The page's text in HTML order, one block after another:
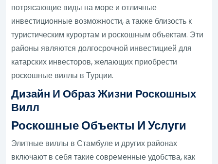
потрясающие виды на море и отличные
инвестиционные возможности, а также близость к
туристическим курортам и роскошным объектам. Эти
районы являются долгосрочной инвестицией для
катарских инвесторов, желающих приобрести
роскошные виллы в Турции.
Дизайн И Образ Жизни Роскошных
Вилл
Роскошные Объекты И Услуги
Элитные виллы в Стамбуле и других районах
включают в себя такие современные удобства, как